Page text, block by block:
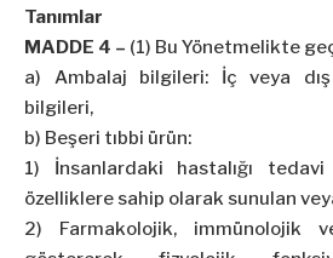
Tanımlar
MADDE 4 – (1) Bu Yönetmelikte
a) Ambalaj bilgileri: İç veya
bilgileri,
b) Beşeri tıbbi ürün:
1) İnsanlardaki hastalığı
özelliklere sahip olarak sunulan
2) Farmakolojik, immünolojik